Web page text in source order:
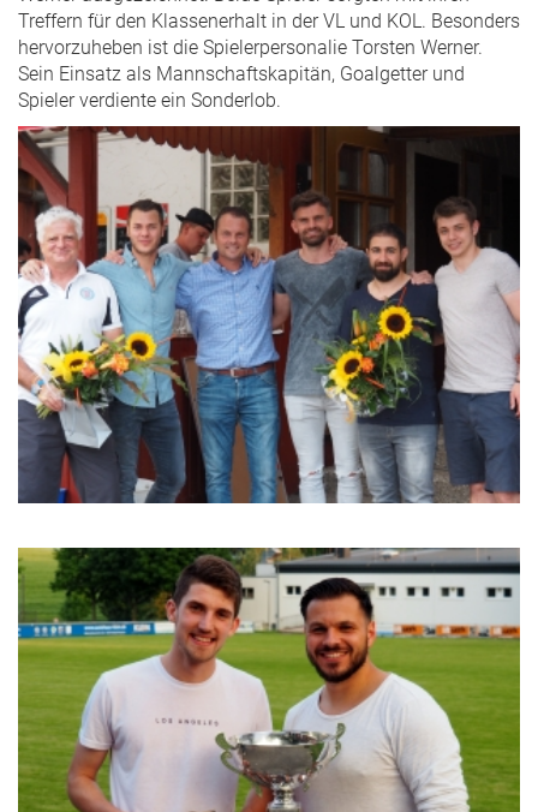
Treffern für den Klassenerhalt in der VL und KOL. Besonders
hervorzuheben ist die Spielerpersonalie Torsten Werner.
Sein Einsatz als Mannschaftskapitän, Goalgetter und
Spieler verdiente ein Sonderlob.